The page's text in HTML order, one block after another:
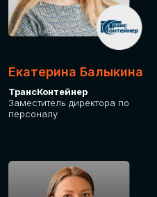
Екатерина Балыкина
ТрансКонтейнер
Заместитель директора по
персоналу